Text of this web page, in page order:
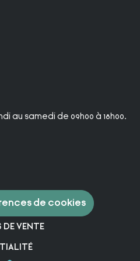
au samedi de 09h00 à 18h00.
de cookies
VENTE